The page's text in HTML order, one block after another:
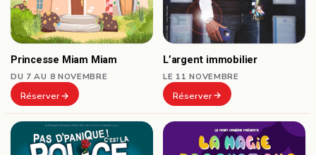
Princesse Miam Miam
DU 7 AU 8 NOVEMBRE
Réserver
L’argent immobilier
LE 11 NOVEMBRE
Réserver